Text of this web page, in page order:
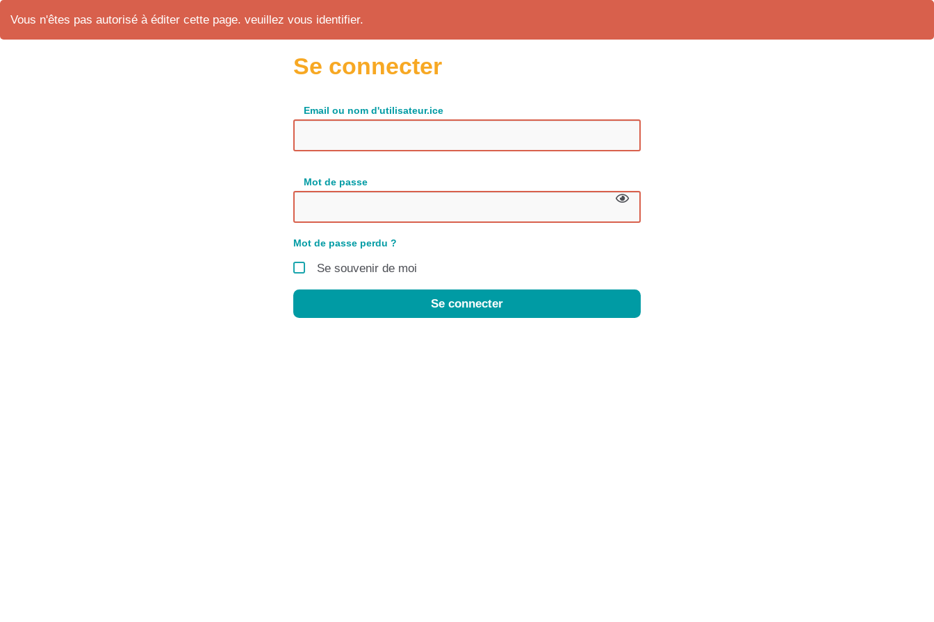
Vous n'êtes pas autorisé à éditer cette page. veuillez vous identifier.
Se connecter
Email ou nom d'utilisateur.ice
Mot de passe
Mot de passe perdu ?
Se souvenir de moi
Se connecter